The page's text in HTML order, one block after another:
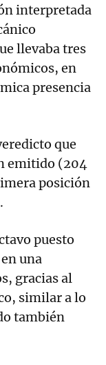
interpretada
llevaba tres
en
presencia
que
emitido (204
posición
puesto
una
gracias al
similar a lo
también